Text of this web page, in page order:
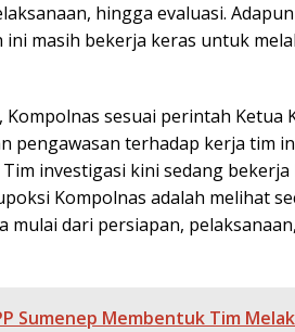
hingga evaluasi.
ini masih bekerja keras untuk
Kompolnas sesuai perintah Ketua
pengawasan terhadap kerja tim
investigasi kini sedang
Kompolnas adalah melihat
mulai dari persiapan,
Sumenep Membentuk Tim